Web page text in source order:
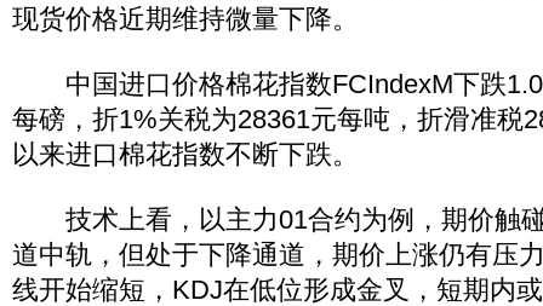
现货价格近期维持微量下降。
中国进口价格棉花指数FCIndexM下跌
每磅，折1%关税为28361元每吨，折滑准税
以来进口棉花指数不断下跌。
技术上看，以主力01合约为例，期价触
道中轨，但处于下降通道，期价上涨仍有压
线开始缩短，KDJ在低位形成金叉，短期内